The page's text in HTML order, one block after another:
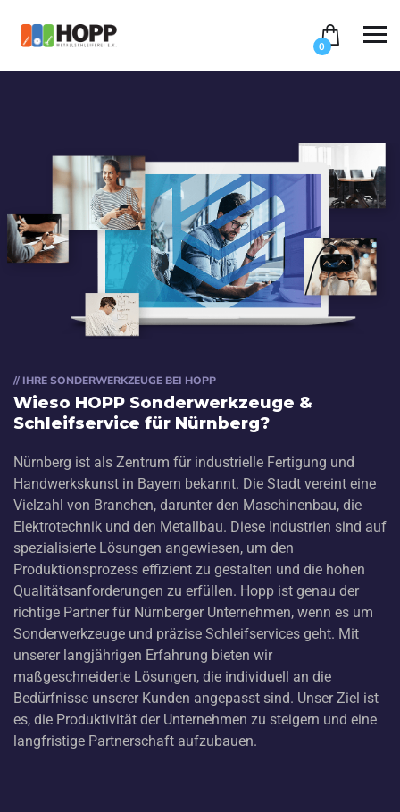
0
// IHRE SONDERWERKZEUGE BEI HOPP
Wieso HOPP Sonderwerkzeuge &
Schleifservice für Nürnberg?
Nürnberg ist als Zentrum für industrielle Fertigung und
Handwerkskunst in Bayern bekannt. Die Stadt vereint eine
Vielzahl von Branchen, darunter den Maschinenbau, die
Elektrotechnik und den Metallbau. Diese Industrien sind auf
spezialisierte Lösungen angewiesen, um den
Produktionsprozess effizient zu gestalten und die hohen
Qualitätsanforderungen zu erfüllen. Hopp ist genau der
richtige Partner für Nürnberger Unternehmen, wenn es um
Sonderwerkzeuge und präzise Schleifservices geht. Mit
unserer langjährigen Erfahrung bieten wir
maßgeschneiderte Lösungen, die individuell an die
Bedürfnisse unserer Kunden angepasst sind. Unser Ziel ist
es, die Produktivität der Unternehmen zu steigern und eine
langfristige Partnerschaft aufzubauen.